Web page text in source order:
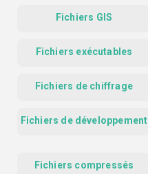
Fichiers GIS
Fichiers exécutables
Fichiers de chiffrage
Fichiers de développement
Fichiers compressés